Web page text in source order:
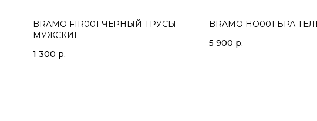
BRAMO FIR001 ЧЕРНЫЙ ТРУСЫ
МУЖСКИЕ
1 300 р.
BRAMO HO001 БРА
5 900 р.